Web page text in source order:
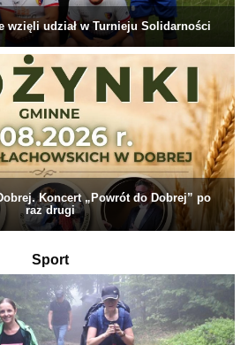
wzięli udział w Turnieju Solidarności
Koncert „Powrót do Dobrej” po
raz drugi
Sport